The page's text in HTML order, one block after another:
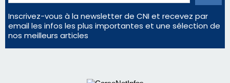
Régie publicitaire
Mentions légales
Nous contacter